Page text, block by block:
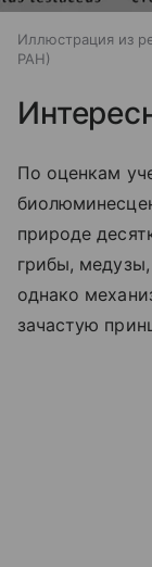
Иллюстрация из
РАН
По оценкам
природе
грибы,
однако
зачастую